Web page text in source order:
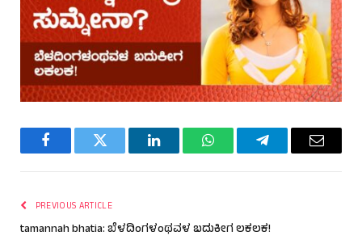
FacebookTwitter LinkedInWhatsAppTelegramEmail
PREVIOUS ARTICLE
tamannah bhatia: ಬೆಳದಿಂಗಳಂಥವಳ ಬದುಕೀಗ ಲಕಲಕ!